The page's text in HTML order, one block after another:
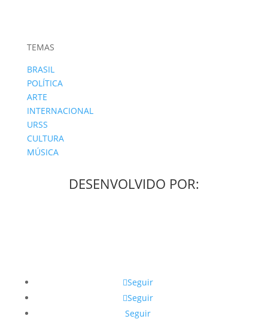
TEMAS
BRASIL
POLÍTICA
ARTE
INTERNACIONAL
URSS
CULTURA
MÚSICA
DESENVOLVIDO POR:
Seguir
Seguir
Seguir